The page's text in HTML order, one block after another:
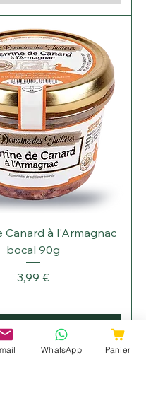
Canard à l'Armagnac
bocal 90g
Prix
3,99 €
au panier
WhatsApp Panier